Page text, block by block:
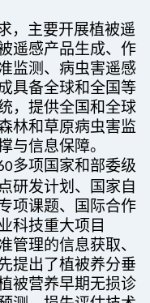
，主要开展植被遥
遥感产品生成、作
监测、病虫害遥感
具备全球和全国等
，提供全国和全球
林和草原病虫害监
与信息保障。
多项国家和部委级
研发计划、国家自
项课题、国际合作
科技重大项目
管理的信息获取、
提出了植被养分垂
被营养早期无损诊